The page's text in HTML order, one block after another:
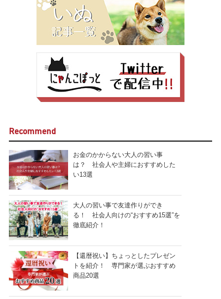
Recommend
お金のかからない大人の習い事
は？ 社会人や主婦におすすめした
い13選
大人の習い事で友達作りができ
る！ 社会人向けの“おすすめ15選”を
徹底紹介！
【還暦祝い】ちょっとしたプレゼン
トを紹介！ 専門家が選ぶおすすめ
商品20選